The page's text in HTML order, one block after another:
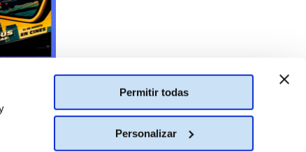
Permitir todas
Personalizar
DE PAÍS